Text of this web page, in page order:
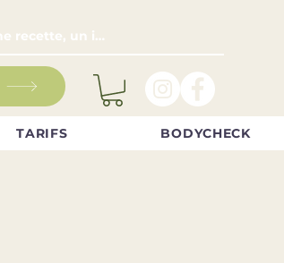
TARIFS BODYCHECK